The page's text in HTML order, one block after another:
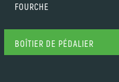
FOURCHE
BOÎTIER DE PÉDALIER